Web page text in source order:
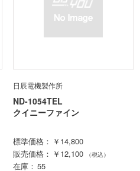
日辰電機製作所
ND-1054TEL
クイニーファイン
標準価格
￥14,800
販売価格
￥12,100 （税込）
在庫
55